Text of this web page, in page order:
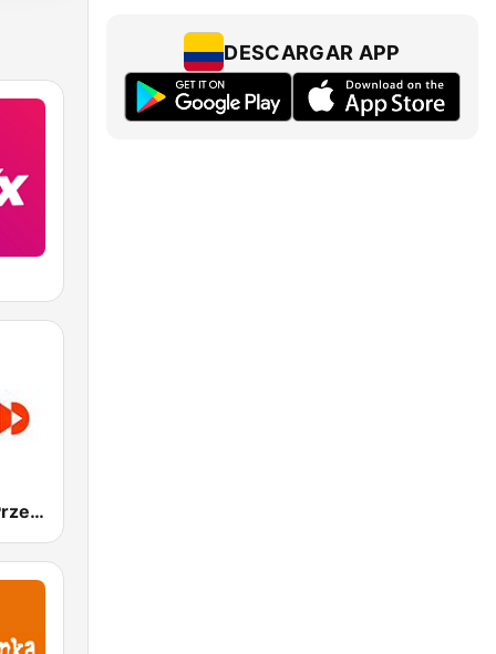
Radio Złote Przeboje
DESCARGAR APP